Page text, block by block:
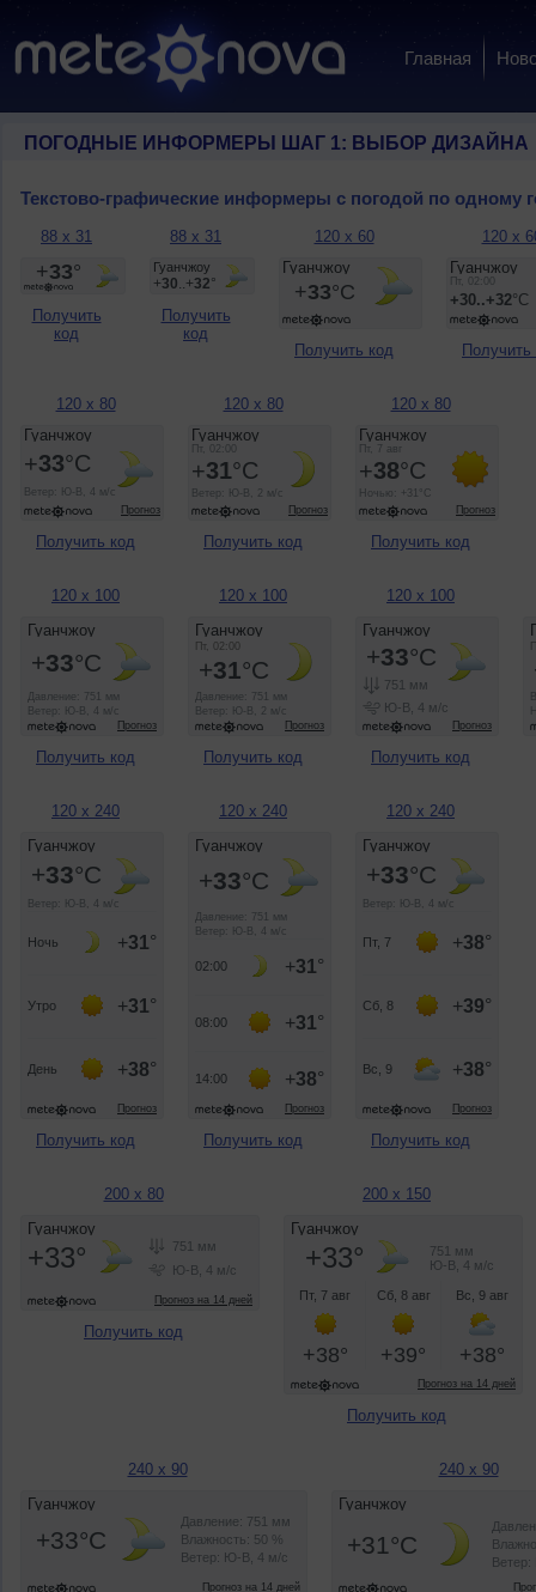
Главная
ПОГОДНЫЕ ИНФОРМЕРЫ ШАГ 1: ВЫБОР ДИЗАЙНА
Текстово-графические информеры с погодой по одному
88 x 31
Получить
код
88 x 31
Получить
код
120 x 60
Получить код
120 x
Получить
120 x 80
Получить код
120 x 80
Получить код
120 x 80
Получить код
120 x 100
Получить код
120 x 100
Получить код
120 x 100
Получить код
120 x 240
Получить код
120 x 240
Получить код
120 x 240
Получить код
200 x 80
Получить код
200 x 150
Получить код
240 x 90 240 x 90